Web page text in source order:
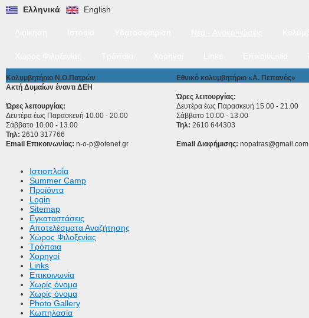
Ελληνικά English
Κολυμβητήριο Ν.Ο.Πατρών
Ακτή Δυμαίων έναντι ΔΕΗ
Ώρες λειτουργίας:
Δευτέρα έως Παρασκευή 10.00 - 20.00
Σάββατο 10.00 - 13.00
Τηλ: 2610 317766
Email Επικοινωνίας: n-o-p@otenet.gr
Εθνικό κολυμβητήριο «Α. Πεπανός»
Ώρες λειτουργίας:
Δευτέρα έως Παρασκευή 15.00 - 21.00
Σάββατο 10.00 - 13.00
Τηλ: 2610 644303
Email Διαφήμισης: nopatras@gmail.com
Ιστιοπλοΐα
Summer Camp
Προϊόντα
Login
Sitemap
Εγκαταστάσεις
Αποτελέσματα Αναζήτησης
Χώρος Φιλοξενίας
Τρόπαια
Χορηγοί
Links
Επικοινωνία
Χωρίς όνομα
Χωρίς όνομα
Photo Gallery
Κωπηλασία